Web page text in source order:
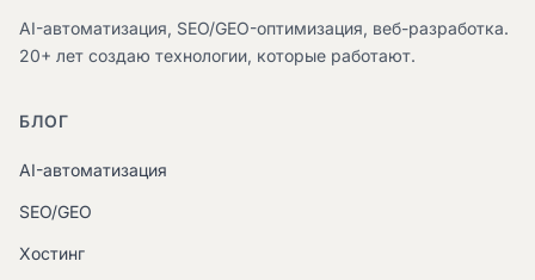
AI-автоматизация, SEO/GEO-оптимизация, веб-разработка.
20+ лет создаю технологии, которые работают.
БЛОГ
AI-автоматизация
SEO/GEO
Хостинг